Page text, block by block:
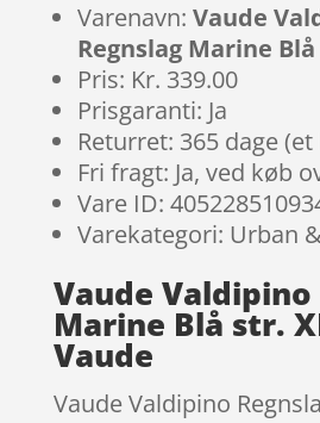
Varenavn: Vaude
Regnslag Marine
Pris: Kr. 339.00
Prisgaranti: Ja
Returret: 365 dage
Fri fragt: Ja, ved køb
Vare ID:
Varekategori: Urban
Vaude Valdipino
Marine Blå str.
Vaude
Vaude Valdipino